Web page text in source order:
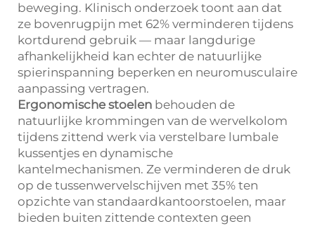
beweging. Klinisch onderzoek toont aan dat
ze bovenrugpijn met 62% verminderen tijdens
kortdurend gebruik — maar langdurige
afhankelijkheid kan echter de natuurlijke
spierinspanning beperken en neuromusculaire
aanpassing vertragen.
Ergonomische stoelen behouden de
natuurlijke krommingen van de wervelkolom
tijdens zittend werk via verstelbare lumbale
kussentjes en dynamische
kantelmechanismen. Ze verminderen de druk
op de tussenwervelschijven met 35% ten
opzichte van standaardkantoorstoelen, maar
bieden buiten zittende contexten geen